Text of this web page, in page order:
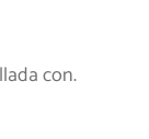
con.